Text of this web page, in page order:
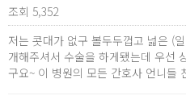
조회 5,352
저는 콧대가 없구 볼두두껍고 넓은 (
개해주셔서 수술을 하게됐는데 우선
구요~ 이 병원의 모든 간호사 언니들